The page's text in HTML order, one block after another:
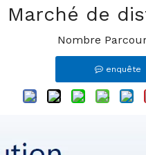
Marché de
Nombre
enquête